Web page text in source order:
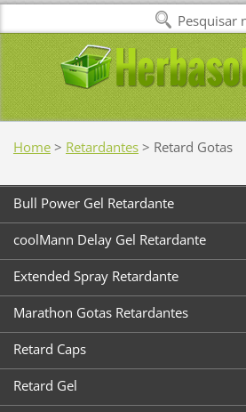
Home > Retardantes > Retard Gotas
Bull Power Gel Retardante
coolMann Delay Gel Retardante
Extended Spray Retardante
Marathon Gotas Retardantes
Retard Caps
Retard Gel
Pesquisar